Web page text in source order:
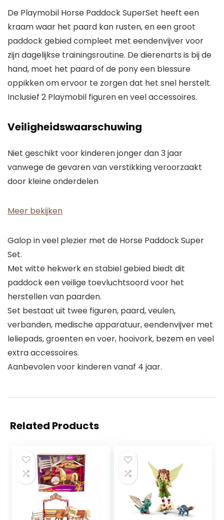
De Playmobil Horse Paddock SuperSet heeft een
kraam waar het paard kan rusten, en een groot
paddock gebied compleet met eendenvijver voor
zijn dagelijkse trainingsroutine. De dierenarts is bij de
hand, moet het paard of de pony een blessure
oppikken om ervoor te zorgen dat het snel herstelt.
Inclusief 2 Playmobil figuren en veel accessoires.
Veiligheidswaarschuwing
Niet geschikt voor kinderen jonger dan 3 jaar
vanwege de gevaren van verstikking veroorzaakt
door kleine onderdelen
Meer bekijken
Galop in veel plezier met de Horse Paddock Super
Set.
Met witte hekwerk en stabiel gebied biedt dit
paddock een veilige toevluchtsoord voor het
herstellen van paarden.
Set bestaat uit twee figuren, paard, veulen,
verbanden, medische apparatuur, eendenvijver met
leliepads, groenten en voer, hooivork, bezem en veel
extra accessoires.
Aanbevolen voor kinderen vanaf 4 jaar.
Related Products